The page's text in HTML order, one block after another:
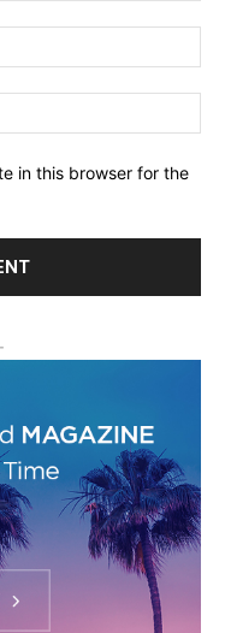
in this browser for the